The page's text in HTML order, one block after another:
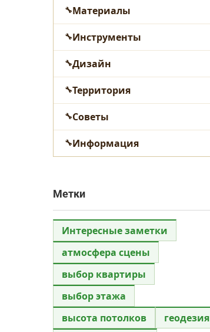
Материалы
Инструменты
Дизайн
Территория
Советы
Информация
Метки
Интересные заметки
атмосфера сцены
выбор квартиры
выбор этажа
высота потолков
геодезия